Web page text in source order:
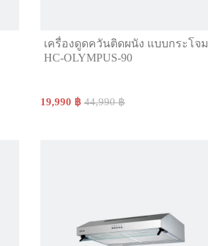
เครื่องดูดควันติดผนัง แบบกระโจม
HC-OLYMPUS-90
19,990 ฿ 44,990 ฿